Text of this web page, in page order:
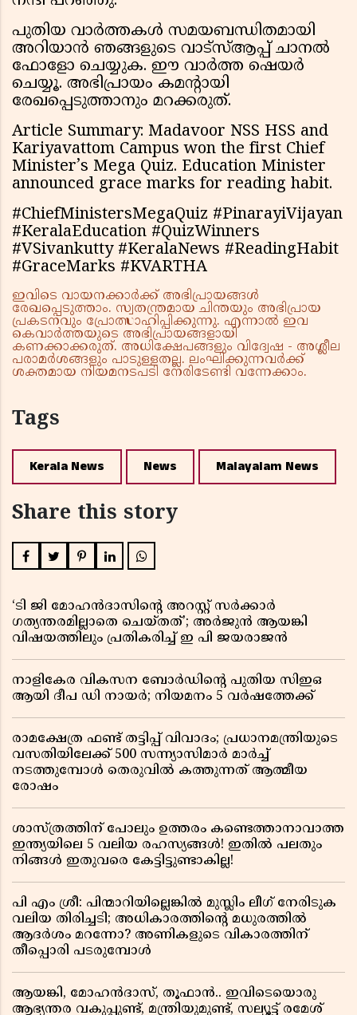
പുതിയ വാർത്തകൾ സമയബന്ധിതമായി
അറിയാൻ ഞങ്ങളുടെ വാട്സ്ആപ്പ് ചാനൽ
ഫോളോ ചെയ്യുക. ഈ വാർത്ത ഷെയർ
ചെയ്യൂ. അഭിപ്രായം കമന്റായി
രേഖപ്പെടുത്താനും മറക്കരുത്.
Article Summary: Madavoor NSS HSS and
Kariyavattom Campus won the first Chief
Minister’s Mega Quiz. Education Minister
announced grace marks for reading habit.
#ChiefMinistersMegaQuiz #PinarayiVijayan
#KeralaEducation #QuizWinners
#VSivankutty #KeralaNews #ReadingHabit
#GraceMarks #KVARTHA
ഇവിടെ വായനക്കാർക്ക് അഭിപ്രായങ്ങൾ
രേഖപ്പെടുത്താം. സ്വതന്ത്രമായ ചിന്തയും അഭിപ്രായ
പ്രകടനവും പ്രോത്സാഹിപ്പിക്കുന്നു. എന്നാൽ ഇവ
കെവാർത്തയുടെ അഭിപ്രായങ്ങളായി
കണക്കാക്കരുത്. അധിക്ഷേപങ്ങളും വിദ്വേഷ - അശ്ലീല
പരാമർശങ്ങളും പാടുള്ളതല്ല. ലംഘിക്കുന്നവർക്ക്
ശക്തമായ നിയമനടപടി നേരിടേണ്ടി വന്നേക്കാം.
Tags
Kerala News News Malayalam News
Share this story
‘ടി ജി മോഹൻദാസിൻ്റെ അറസ്റ്റ് സർക്കാർ
ഗത്യന്തരമില്ലാതെ ചെയ്തത്’; അർജുൻ ആയങ്കി
വിഷയത്തിലും പ്രതികരിച്ച് ഇ പി ജയരാജൻ
നാളികേര വികസന ബോർഡിൻ്റെ പുതിയ സിഇഒ
ആയി ദീപ ഡി നായർ; നിയമനം 5 വർഷത്തേക്ക് ​​​​​​​
രാമക്ഷേത്ര ഫണ്ട് തട്ടിപ്പ് വിവാദം; പ്രധാനമന്ത്രിയുടെ
വസതിയിലേക്ക് 500 സന്ന്യാസിമാർ മാർച്ച്
നടത്തുമ്പോൾ തെരുവിൽ കത്തുന്നത് ആത്മീയ
രോഷം
ശാസ്ത്രത്തിന് പോലും ഉത്തരം കണ്ടെത്താനാവാത്ത
ഇന്ത്യയിലെ 5 വലിയ രഹസ്യങ്ങൾ! ഇതിൽ പലതും
നിങ്ങൾ ഇതുവരെ കേട്ടിട്ടുണ്ടാകില്ല!
പി എം ശ്രീ: പിന്മാറിയില്ലെങ്കിൽ മുസ്ലിം ലീഗ് നേരിടുക
വലിയ തിരിച്ചടി; അധികാരത്തിന്റെ മധുരത്തിൽ
ആദർശം മറന്നോ? അണികളുടെ വികാരത്തിന്
തീപ്പൊരി പടരുമ്പോൾ
ആയങ്കി, മോഹൻദാസ്, തൂഫാൻ.. ഇവിടെയൊരു
ആഭ്യന്തര വകുപ്പുണ്ട്, മന്ത്രിയുമുണ്ട്, സല്യൂട്ട് രമേശ്‌